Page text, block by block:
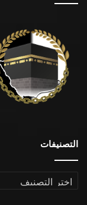
التصنيفات
التصنيفات